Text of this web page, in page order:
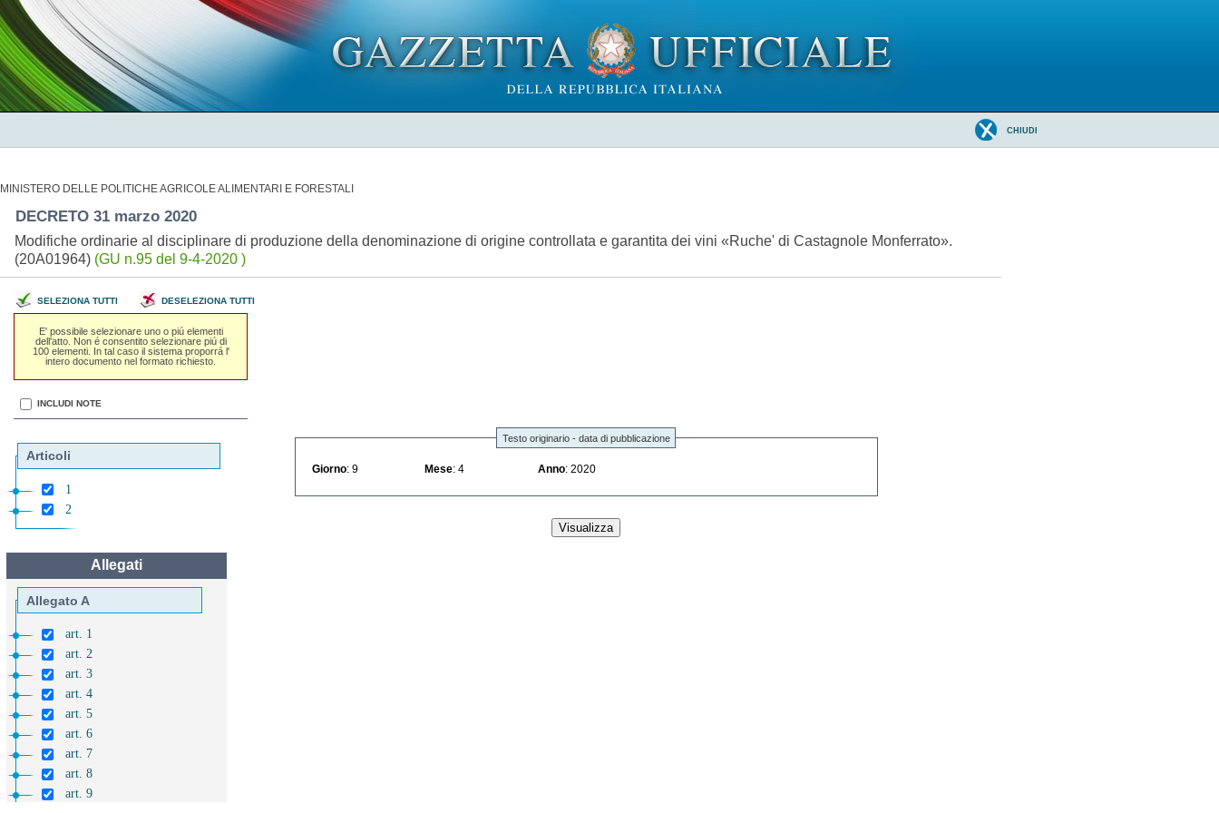
CHIUDI
MINISTERO DELLE POLITICHE AGRICOLE ALIMENTARI E FORESTALI
DECRETO 31 marzo 2020
Modifiche ordinarie al disciplinare di produzione della denominazione di origine controllata e garantita dei vini «Ruche' di Castagnole Monferrato».
(20A01964) (GU n.95 del 9-4-2020 )
SELEZIONA TUTTI DESELEZIONA TUTTI
E' possibile selezionare uno o piú elementi
dell'atto. Non é consentito selezionare piú di
100 elementi. In tal caso il sistema proporrá l'
intero documento nel formato richiesto.
INCLUDI NOTE
Articoli
1
2
Allegati
Allegato A
art. 1
art. 2
art. 3
art. 4
art. 5
art. 6
art. 7
art. 8
art. 9
Testo originario - data di pubblicazione
Giorno : 9 Mese : 4 Anno : 2020